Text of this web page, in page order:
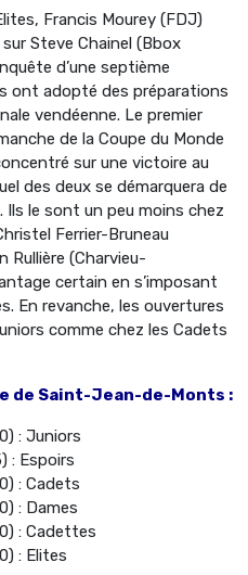
Francis Mourey (FDJ)
Steve Chainel (Bbox
d’une septième
ont adopté des préparations
vendéenne. Le premier
de la Coupe du Monde
sur une victoire au
des deux se démarquera de
Ils le sont un peu moins chez
Ferrier-Bruneau
Rullière (Charvieu-
certain en s’imposant
En revanche, les ouvertures
comme chez les Cadets
de Saint-Jean-de-Monts :
: Juniors
: Espoirs
: Cadets
: Dames
: Cadettes
: Elites